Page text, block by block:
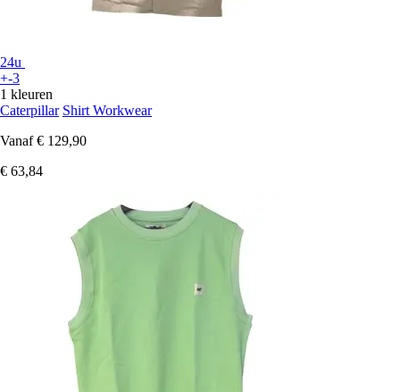
24u
+-3
1 kleuren
Caterpillar Shirt Workwear
Vanaf € 129,90
€ 63,84